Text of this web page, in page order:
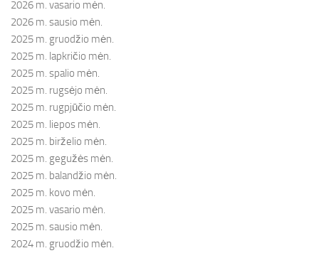
2026 m. vasario mėn.
2026 m. sausio mėn.
2025 m. gruodžio mėn.
2025 m. lapkričio mėn.
2025 m. spalio mėn.
2025 m. rugsėjo mėn.
2025 m. rugpjūčio mėn.
2025 m. liepos mėn.
2025 m. birželio mėn.
2025 m. gegužės mėn.
2025 m. balandžio mėn.
2025 m. kovo mėn.
2025 m. vasario mėn.
2025 m. sausio mėn.
2024 m. gruodžio mėn.